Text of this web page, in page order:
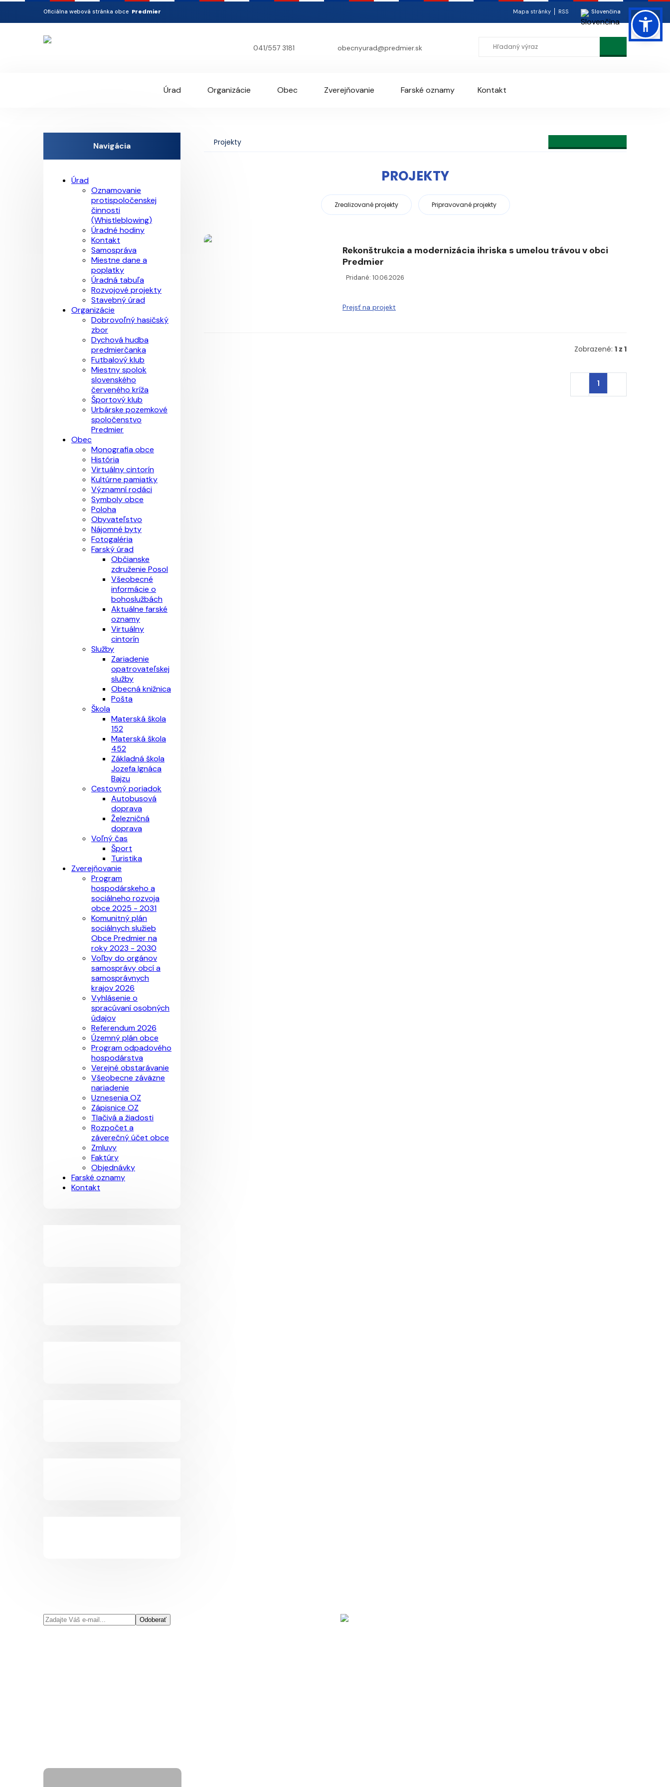
Oficiálna webová stránka obce Predmier Mapa stránky RSS Slovenčina
041/557 3181 obecnyurad@predmier.sk
Úrad Organizácie Obec Zverejňovanie Farské oznamy Kontakt
Projekty
PROJEKTY
Zrealizované projekty Pripravované projekty
Rekonštrukcia a modernizácia ihriska s umelou trávou v obci
Predmier
Pridané: 10.06.2026
Prejsť na projekt
Zobrazené: 1 z 1
1
Navigácia
Úrad
Oznamovanie
protispoločenskej
činnosti
(Whistleblowing)
Úradné hodiny
Kontakt
Samospráva
Miestne dane a
poplatky
Úradná tabuľa
Rozvojové projekty
Stavebný úrad
Organizácie
Dobrovoľný hasičský
zbor
Dychová hudba
predmierčanka
Futbalový klub
Miestny spolok
slovenského
červeného kríža
Športový klub
Urbárske pozemkové
spoločenstvo
Predmier
Obec
Monografia obce
História
Virtuálny cintorín
Kultúrne pamiatky
Významní rodáci
Symboly obce
Poloha
Obyvateľstvo
Nájomné byty
Fotogaléria
Farský úrad
Občianske
združenie Posol
Všeobecné
informácie o
bohoslužbách
Aktuálne farské
oznamy
Virtuálny
cintorín
Služby
Zariadenie
opatrovateľskej
služby
Obecná knižnica
Pošta
Škola
Materská škola
152
Materská škola
452
Základná škola
Jozefa Ignáca
Bajzu
Cestovný poriadok
Autobusová
doprava
Železničná
doprava
Voľný čas
Šport
Turistika
Zverejňovanie
Program
hospodárskeho a
sociálneho rozvoja
obce 2025 - 2031
Komunitný plán
sociálnych služieb
Obce Predmier na
roky 2023 - 2030
Voľby do orgánov
samosprávy obcí a
samosprávnych
krajov 2026
Vyhlásenie o
spracúvaní osobných
údajov
Referendum 2026
Územný plán obce
Program odpadového
hospodárstva
Verejné obstarávanie
Všeobecne záväzne
nariadenie
Uznesenia OZ
Zápisnice OZ
Tlačivá a žiadosti
Rozpočet a
záverečný účet obce
Zmluvy
Faktúry
Objednávky
Farské oznamy
Kontakt
Odoberať